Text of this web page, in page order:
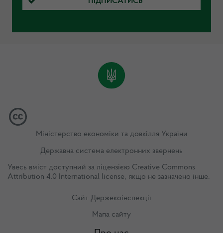
Міністерство економіки та довкілля України
Державна система електронних звернень
Увесь вміст доступний за ліцензією Creative Commons
Attribution 4.0 International license, якщо не зазначено інше.
Сайт Держекоінспекції
Мапа сайту